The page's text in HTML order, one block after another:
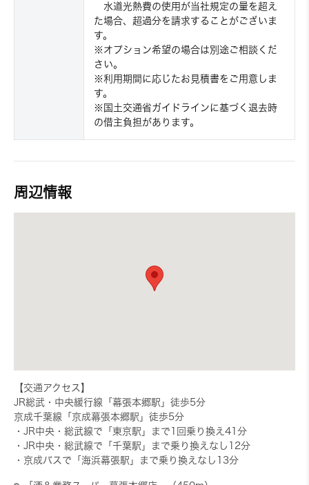
水道光熱費の使用が当社規定の量を超え
た場合、超過分を請求することがございま
す。
※オプション希望の場合は別途ご相談くだ
さい。
※利用期間に応じたお見積書をご用意しま
す。
※国土交通省ガイドラインに基づく退去時
の借主負担があります。
周辺情報
【交通アクセス】
JR総武・中央緩行線「幕張本郷駅」徒歩5分
京成千葉線「京成幕張本郷駅」徒歩5分
・JR中央・総武線で「東京駅」まで1回乗り換え41分
・JR中央・総武線で「千葉駅」まで乗り換えなし12分
・京成バスで「海浜幕張駅」まで乗り換えなし13分